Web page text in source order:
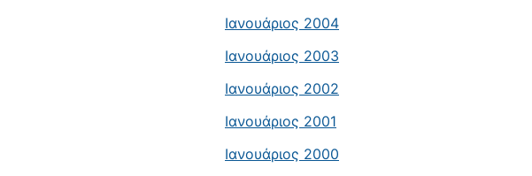
Ιανουάριος 2004
Ιανουάριος 2003
Ιανουάριος 2002
Ιανουάριος 2001
Ιανουάριος 2000